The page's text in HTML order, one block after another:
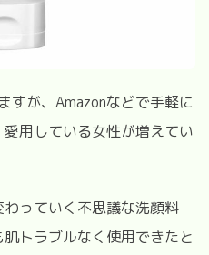
すが、Amazonなどで手軽に
用している女性が増えてい
っていく不思議な洗顔料
トラブルなく使用できたと